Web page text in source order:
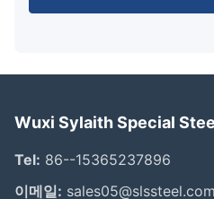
Wuxi Sylaith Special
Tel: 86--15365237896
이메일: sales05@slssteel.com